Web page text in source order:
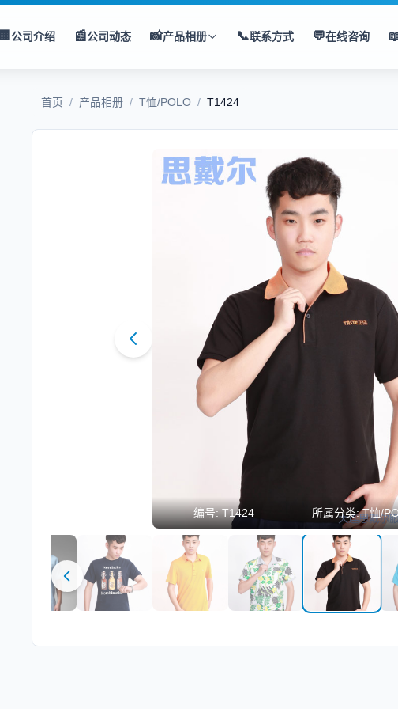
🏢公司介绍 📰公司动态 📸产品相册 📞联系方式 💬在线咨询
首页 / 产品相册 / T恤/POLO / T1424
编号:T1424 所属分类:T恤/